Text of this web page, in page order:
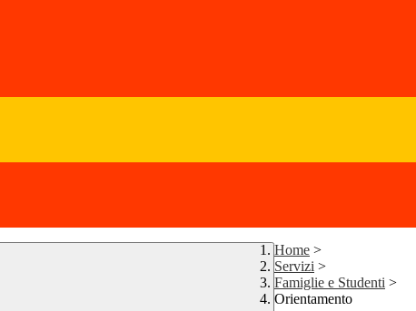
Home >
Servizi >
Famiglie e Studenti >
Orientamento